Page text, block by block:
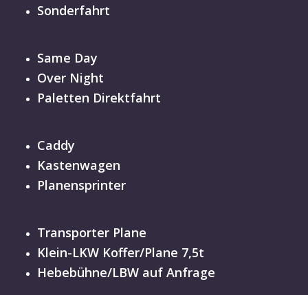
Sonderfahrt
Same Day
Over Night
Paletten Direktfahrt
Caddy
Kastenwagen
Planensprinter
Transporter Plane
Klein-LKW Koffer/Plane 7,5t
Hebebühne/LBW auf Anfrage